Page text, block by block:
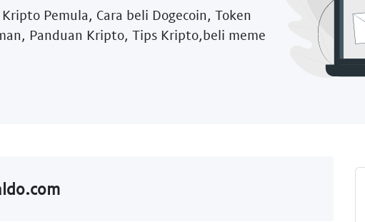
Pemula, Cara beli Dogecoin, Token
Panduan Kripto, Tips Kripto,beli meme